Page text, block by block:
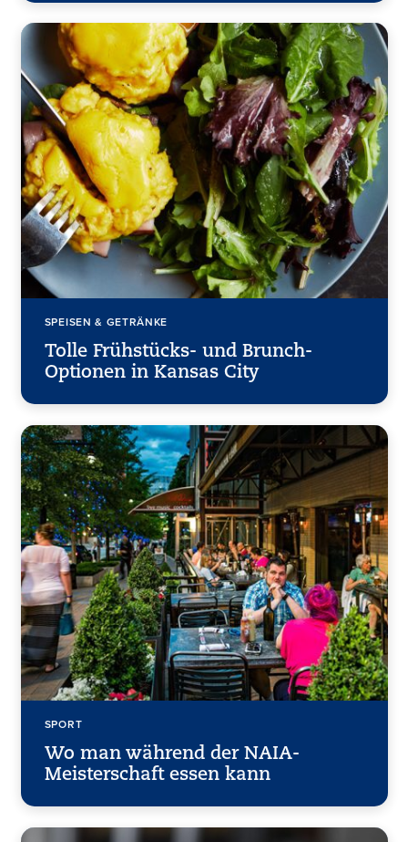
SPEISEN & GETRÄNKE
Tolle Frühstücks- und Brunch-
Optionen in Kansas City
SPORT
Wo man während der NAIA-
Meisterschaft essen kann